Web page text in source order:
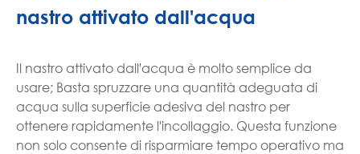
nastro attivato dall'acqua
Il nastro attivato dall'acqua è molto semplice da
usare; Basta spruzzare una quantità adeguata di
acqua sulla superficie adesiva del nastro per
ottenere rapidamente l'incollaggio. Questa funzione
non solo consente di risparmiare tempo operativo ma